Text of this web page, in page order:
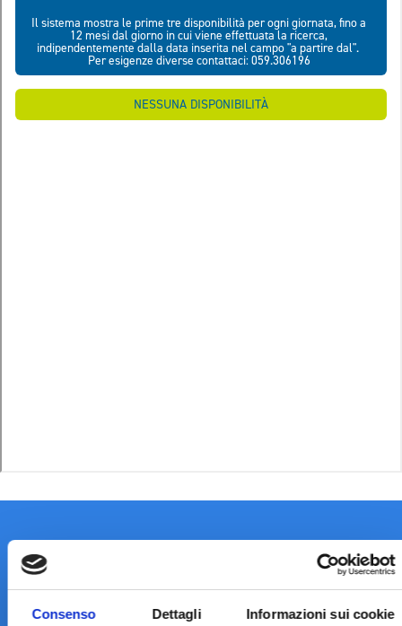
Consenso Dettagli Informazioni sui cookie